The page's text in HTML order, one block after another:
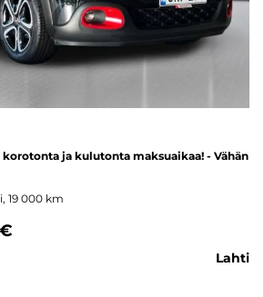
korotonta ja kulutonta maksuaikaa! - Vähän
19 000 km
lahti